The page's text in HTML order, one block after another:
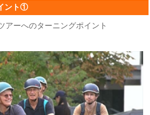
ント①
アーへのターニングポイント